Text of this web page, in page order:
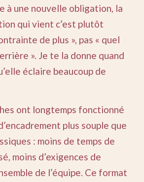
à une nouvelle obligation, la
qui vient c’est plutôt
de plus », pas « quel
». Je te la donne quand
éclaire beaucoup de
ont longtemps fonctionné
plus souple que
: moins de temps de
moins d’exigences de
de l’équipe. Ce format